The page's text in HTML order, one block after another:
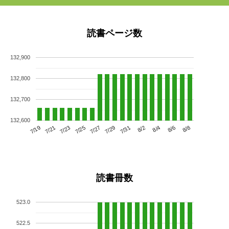
読書ページ数
7/19 7/21 7/23 7/25 7/27 7/29 7/31 8/2 8/4 8/6 8/8
132,600
132,700
132,800
132,900
読書冊数
522.5
523.0